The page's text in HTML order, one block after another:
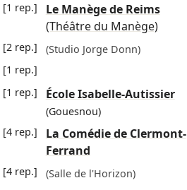
[1 rep.]
Le Manège de Reims
(Théâtre du Manège)
[2 rep.] (Studio Jorge Donn)
[1 rep.]
[1 rep.] École Isabelle-Autissier
(Gouesnou)
[4 rep.]
La Comédie de Clermont-
Ferrand
[4 rep.] (Salle de l'Horizon)